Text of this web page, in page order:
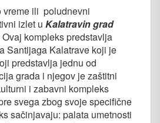
vreme ili poludnevni
izlet u Kalatravin grad
kompleks predstavlja
Santijaga Kalatrave koji je
predstavlja jednu od
grada i njegov je zaštitni
i zabavni kompleks
svega zbog svoje specifične
sačinjavaju: palata umetnosti